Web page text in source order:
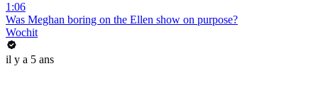
1:06
Was Meghan boring on the Ellen show on purpose?
Wochit
il y a 5 ans